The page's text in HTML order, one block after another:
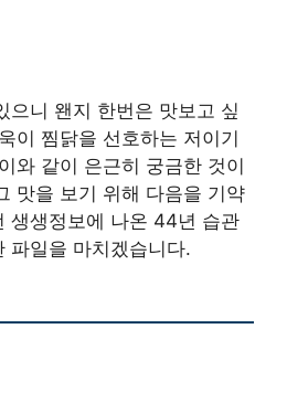
으니 왠지 한번은 맛보고 싶
이 찜닭을 선호하는 저이기
와 같이 은근히 궁금한 것이
맛을 보기 위해 다음을 기약
생생정보에 나온 44년 습관
파일을 마치겠습니다.